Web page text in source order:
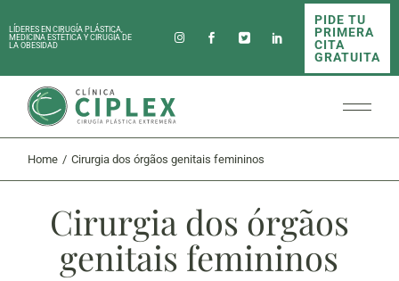
LÍDERES EN CIRUGÍA PLÁSTICA,
MEDICINA ESTÉTICA Y CIRUGÍA DE
LA OBESIDAD
PIDE TU
PRIMERA
CITA
GRATUITA
Home Cirurgia dos órgãos genitais femininos
Cirurgia dos órgãos
genitais femininos